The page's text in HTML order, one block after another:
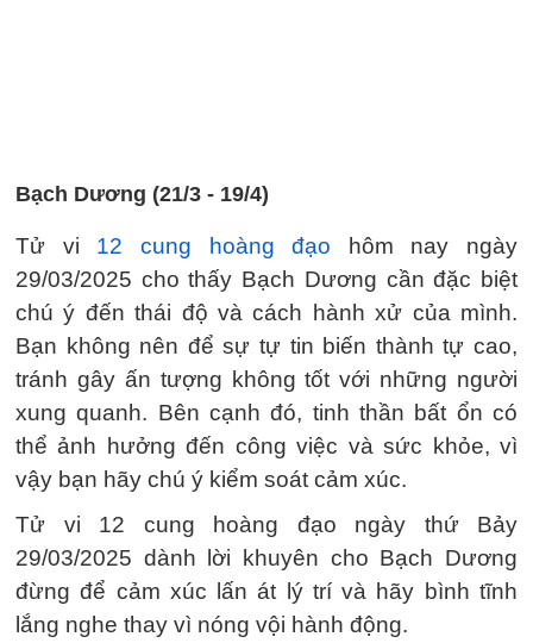
Bạch Dương (21/3 - 19/4)
Tử vi 12 cung hoàng đạo hôm nay ngày
29/03/2025 cho thấy Bạch Dương cần đặc biệt
chú ý đến thái độ và cách hành xử của mình.
Bạn không nên để sự tự tin biến thành tự cao,
tránh gây ấn tượng không tốt với những người
xung quanh. Bên cạnh đó, tinh thần bất ổn có
thể ảnh hưởng đến công việc và sức khỏe, vì
vậy bạn hãy chú ý kiểm soát cảm xúc.
Tử vi 12 cung hoàng đạo ngày thứ Bảy
29/03/2025 dành lời khuyên cho Bạch Dương
đừng để cảm xúc lấn át lý trí và hãy bình tĩnh
lắng nghe thay vì nóng vội hành động.